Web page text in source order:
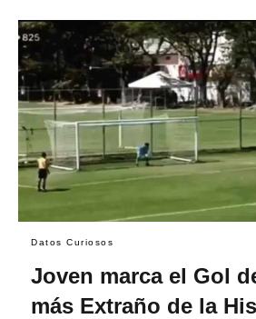
Datos Curiosos
Joven marca el Gol
más Extraño de la